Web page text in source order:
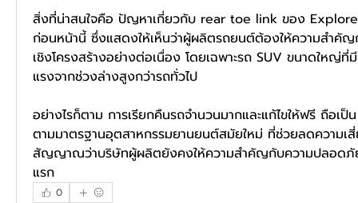
สิ่งที่น่าสนใจคือ ปัญหาเกี่ยวกับ rear toe link ของ
ก่อนหน้านี้ ซึ่งแสดงให้เห็นว่าผู้ผลิตรถยนต์ต้องให้ความสำคั
เชิงโครงสร้างอย่างต่อเนื่อง โดยเฉพาะรถ SUV ขนาดใหญ่
แรงจากช่วงล่างสูงกว่ารถทั่วไป
อย่างไรก็ตาม การเรียกคืนรถจำนวนมากและแก้ไขให้ฟรี ถือเ
ตามมาตรฐานอุตสาหกรรมยานยนต์สมัยใหม่ ที่ช่วยลดความเสี่
สัญญาณว่าบริษัทผู้ผลิตยังคงให้ความสำคัญกับความปลอดภั
แรก
0